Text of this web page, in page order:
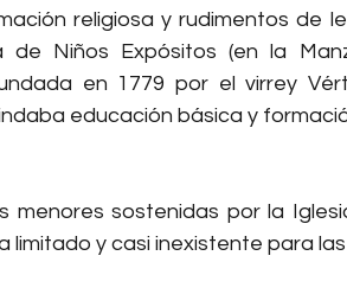
religiosa y rudimentos de
de Niños Expósitos (en la
en 1779 por el virrey
educación básica y
menores sostenidas por la
limitado y casi inexistente para